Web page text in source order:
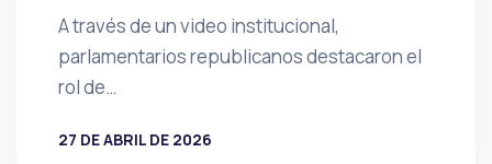
A través de un video institucional,
parlamentarios republicanos destacaron el
rol de…
27 DE ABRIL DE 2026